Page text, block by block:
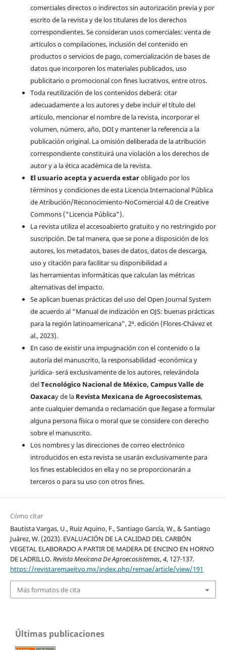
comerciales directos o indirectos sin autorización previa y por
escrito de la revista y de los titulares de los derechos
correspondientes. Se consideran usos comerciales: venta de
artículos o compilaciones, inclusión del contenido en
productos o servicios de pago, comercialización de bases de
datos que incorporen los materiales publicados, uso
publicitario o promocional con fines lucrativos, entre otros.
Toda reutilización de los contenidos deberá: citar
adecuadamente a los autores y debe incluir el título del
artículo, mencionar el nombre de la revista, incorporar el
volumen, número, año, DOI y mantener la referencia a la
publicación original. La omisión deliberada de la atribución
correspondiente constituirá una violación a los derechos de
autor y a la ética académica de la revista.
El usuario acepta y acuerda estarobligado por los
términos y condiciones de esta Licencia Internacional Pública
de Atribución/Reconocimiento-NoComercial 4.0 de Creative
Commons ("Licencia Pública").
La revista utiliza el accesoabierto gratuito y no restringido por
suscripción. De tal manera, que se pone a disposición de los
autores, los metadatos, bases de datos, datos de descarga,
uso y citación para facilitar su disponibilidad a
las herramientas informáticas que calculan las métricas
alternativas del impacto.
Se aplican buenas prácticas del uso del Open Journal System
de acuerdo al “Manual de indización en OJS: buenas prácticas
para la región latinoamericana”, 2ª. edición (Flores-Chávez et
al., 2023).
En caso de existir una impugnación con el contenido o la
autoría del manuscrito, la responsabilidad -económica y
jurídica- será exclusivamente de los autores, relevándola
delTecnológico Nacional de México, Campus Valle de
Oaxacay de la Revista Mexicana de Agroecosistemas,
ante cualquier demanda o reclamación que llegase a formular
alguna persona física o moral que se considere con derecho
sobre el manuscrito.
Los nombres y las direcciones de correo electrónico
introducidos en esta revista se usarán exclusivamente para
los fines establecidos en ella y no se proporcionarán a
terceros o para su uso con otros fines.
Cómo citar
Bautista Vargas, U., Ruiz Aquino, F., Santiago García, W., & Santiago
Juárez, W. (2023). EVALUACIÓN DE LA CALIDAD DEL CARBÓN
VEGETAL ELABORADO A PARTIR DE MADERA DE ENCINO EN HORNO
DE LADRILLO.Revista Mexicana De Agroecosistemas,4, 127-137.
https://revistaremaeitvo.mx/index.php/remae/article/view/191
Más formatos de cita
Últimas publicaciones